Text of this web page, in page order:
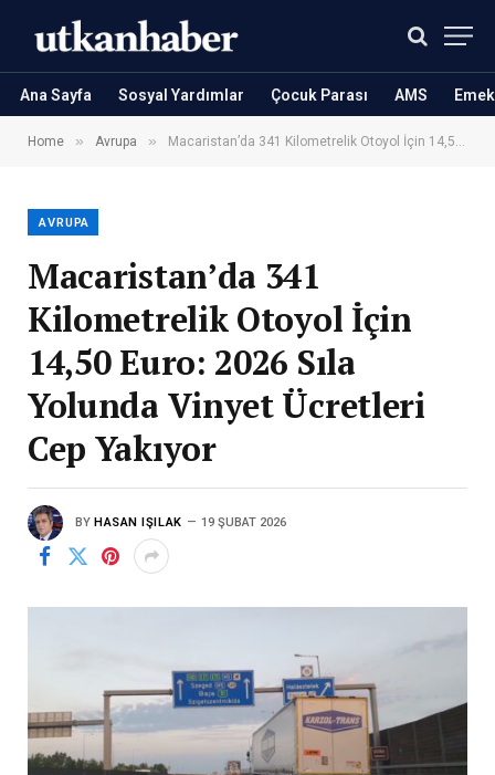
Ana Sayfa Sosyal Yardımlar Çocuk Parası AMS
Home » Avrupa » Macaristan’da 341 Kilometrelik Otoyol İçin 14,50 Euro: 2026 Sıla Yolunda Vinyet Ücretleri Cep Yakıyor
AVRUPA
Macaristan’da 341
Kilometrelik Otoyol İçin
14,50 Euro: 2026 Sıla
Yolunda Vinyet Ücretleri
Cep Yakıyor
BY HASAN IŞILAK 19 ŞUBAT 2026